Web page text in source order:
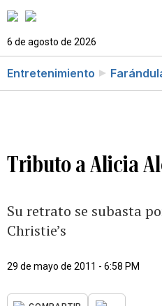
6 de agosto de 2026
Entretenimiento
Tributo a Alicia
Su retrato se subasta
Christie’s
29 de mayo de 2011 - 6:58 PM